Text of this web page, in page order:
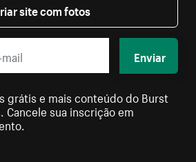
site com fotos
Enviar
grátis e mais conteúdo do Burst
Cancele sua inscrição em